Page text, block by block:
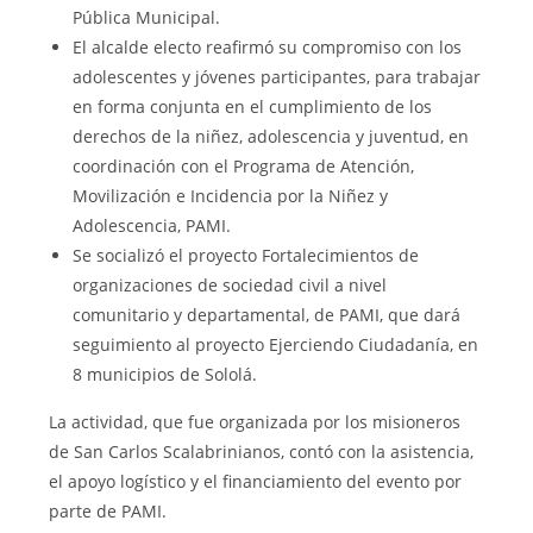
Pública Municipal.
El alcalde electo reafirmó su compromiso con los
adolescentes y jóvenes participantes, para trabajar
en forma conjunta en el cumplimiento de los
derechos de la niñez, adolescencia y juventud, en
coordinación con el Programa de Atención,
Movilización e Incidencia por la Niñez y
Adolescencia, PAMI.
Se socializó el proyecto Fortalecimientos de
organizaciones de sociedad civil a nivel
comunitario y departamental, de PAMI, que dará
seguimiento al proyecto Ejerciendo Ciudadanía, en
8 municipios de Sololá.
La actividad, que fue organizada por los misioneros
de San Carlos Scalabrinianos, contó con la asistencia,
el apoyo logístico y el financiamiento del evento por
parte de PAMI.